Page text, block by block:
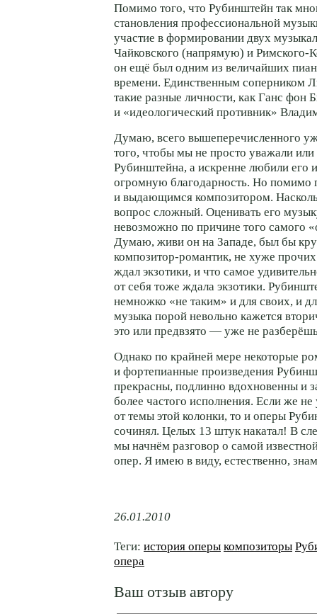
Помимо того, что Рубинштейн так
становления профессиональной
участие в формировании двух
Чайковского (напрямую) и Римского-
он ещё был одним из величайших
времени. Единственным соперником
такие разные личности, как Ганс фон
и «идеологический противник»
Думаю, всего вышеперечисленного
того, чтобы мы не просто уважали или
Рубинштейна, а искренне любили его
огромную благодарность. Но помимо
и выдающимся композитором.
вопрос сложный. Оценивать его
невозможно по причине того самого
Думаю, живи он на Западе, был бы
композитор-романтик, не хуже
ждал экзотики, и что самое
от себя тоже ждала экзотики.
немножко «не таким» и для своих, и
музыка порой невольно кажется
это или предвзято — уже не
Однако по крайней мере некоторые
и фортепианные произведения
прекрасны, подлинно вдохновенны и
более частого исполнения. Если же не
от темы этой колонки, то и оперы
сочинял. Целых 13 штук накатал! В
мы начнём разговор о самой
опер. Я имею в виду, естественно,
26.01.2010
Теги: история оперы композиторы
опера
Ваш отзыв автору